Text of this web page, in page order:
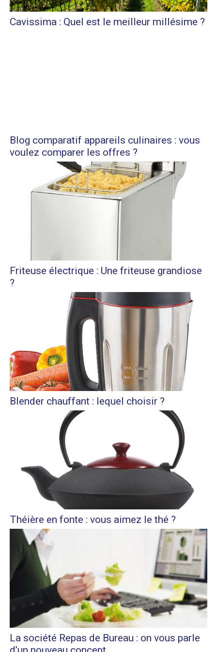
Cavissima : Quel est le meilleur millésime ?
Blog comparatif appareils culinaires : vous
voulez comparer les offres ?
Friteuse électrique : Une friteuse grandiose
?
Blender chauffant : lequel choisir ?
Théière en fonte : vous aimez le thé ?
La société Repas de Bureau : on vous parle